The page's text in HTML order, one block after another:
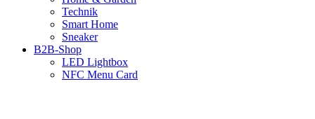
Technik
Smart Home
Sneaker
B2B-Shop
LED Lightbox
NFC Menu Card